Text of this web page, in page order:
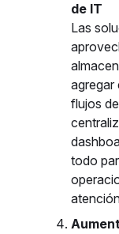
de IT
Las
agregar
flujos
todo